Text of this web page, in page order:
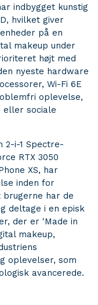
indbygget kunstig
hvilket giver
på en
makeup under
højt med
nyeste hardware
Wi-Fi 6E
oplevelse,
eller sociale
2-i-1 Spectre-
RTX 3050
XS, har
inden for
brugerne har de
deltage i en episk
der er 'Made in
makeup,
oplevelser, som
avancerede.